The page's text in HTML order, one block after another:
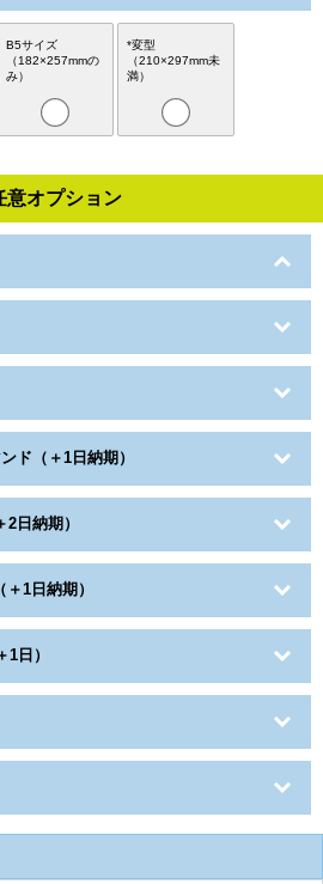
B5サイズ
（182×257mmの
み）
*変型
（210×297mm未
満）
意オプション
ド（＋1日納期）
日納期）
1日納期）
日）